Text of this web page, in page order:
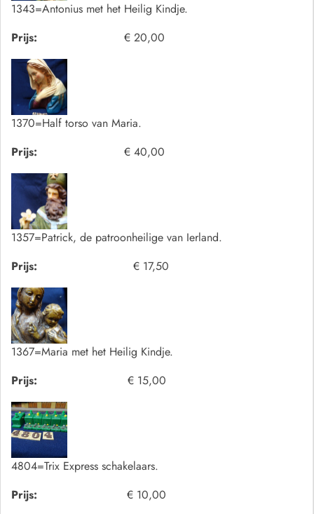
1343=Antonius met het Heilig Kindje.
Prijs:
€ 20,00
1370=Half torso van Maria.
Prijs:
€ 40,00
1357=Patrick, de patroonheilige van Ierland.
Prijs:
€ 17,50
1367=Maria met het Heilig Kindje.
Prijs:
€ 15,00
4804=Trix Express schakelaars.
Prijs:
€ 10,00